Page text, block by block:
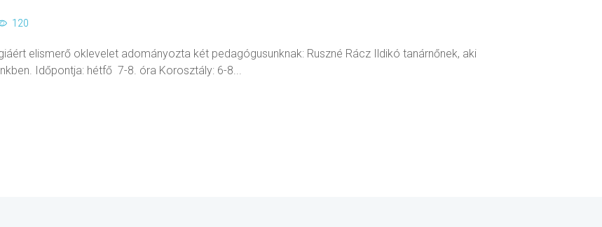
120
elismerő oklevelet adományozta két pedagógusunknak: Ruszné Rácz Ildikó tanárnőnek, aki
Időpontja: hétfő 7-8. óra Korosztály: 6-8...